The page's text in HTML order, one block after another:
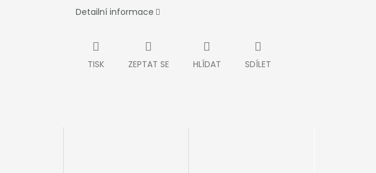
Detailní informace
TISK ZEPTAT SE HLÍDAT SDÍLET